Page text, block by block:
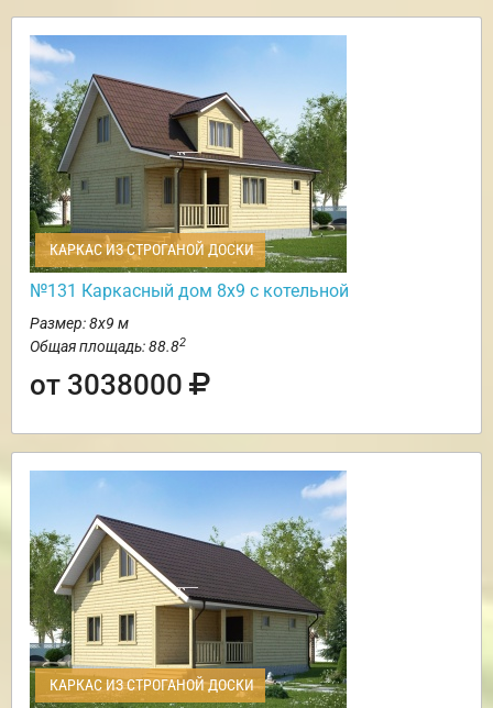
КАРКАС ИЗ СТРОГАНОЙ ДОСКИ
№131 Каркасный дом 8х9 с котельной
Размер: 8х9 м
Общая площадь: 88.82
от 3038000
КАРКАС ИЗ СТРОГАНОЙ ДОСКИ